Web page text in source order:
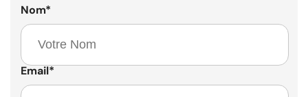
Nom*
Email*